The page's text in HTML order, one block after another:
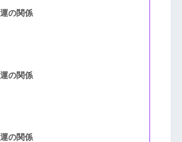
の関係
の関係
の関係